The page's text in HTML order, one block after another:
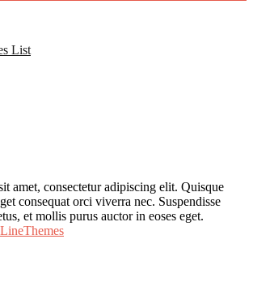
List
amet, consectetur adipiscing elit. Quisque
consequat orci viverra nec. Suspendisse
et mollis purus auctor in eoses eget.